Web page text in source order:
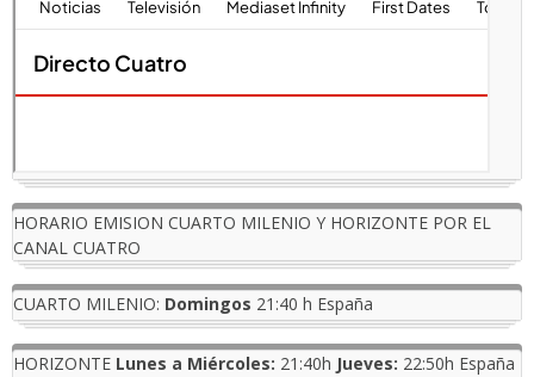
HORARIO EMISION CUARTO MILENIO Y HORIZONTE POR EL
CANAL CUATRO
CUARTO MILENIO: Domingos 21:40 h España
HORIZONTE Lunes a Miércoles: 21:40h Jueves: 22:50h España